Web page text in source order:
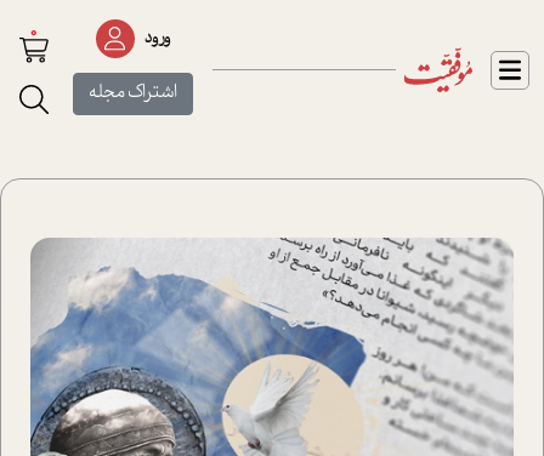
ورود
اشتراک مجله
0